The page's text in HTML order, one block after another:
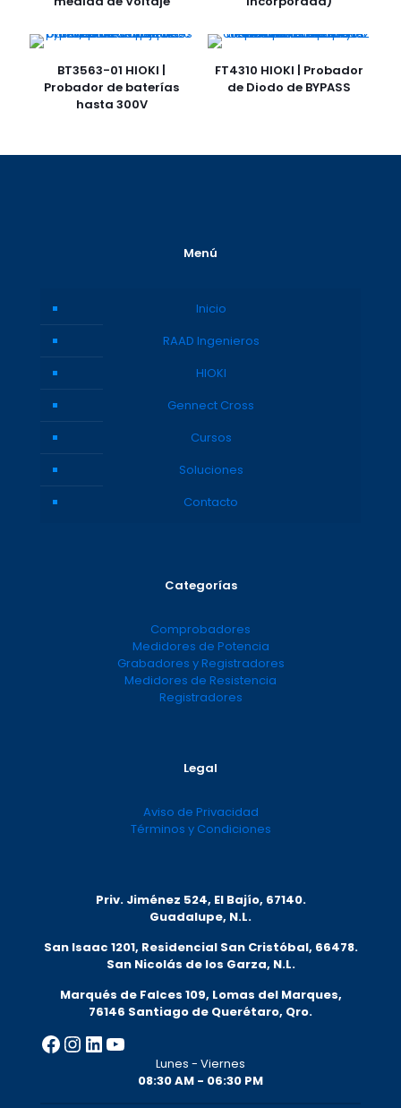
BT3563-01 HIOKI |
Probador de baterías
hasta 300V
FT4310 HIOKI | Probador
de Diodo de BYPASS
Menú
Inicio
RAAD Ingenieros
HIOKI
Gennect Cross
Cursos
Soluciones
Contacto
Categorías
Comprobadores
Medidores de Potencia
Grabadores y Registradores
Medidores de Resistencia
Registradores
Legal
Aviso de Privacidad
Términos y Condiciones
Priv. Jiménez 524, El Bajío, 67140.
Guadalupe, N.L.
San Isaac 1201, Residencial San Cristóbal, 66478.
San Nicolás de los Garza, N.L.
Marqués de Falces 109, Lomas del Marques,
76146 Santiago de Querétaro, Qro.
Facebook
Instagram
LinkedIn
YouTube
Lunes - Viernes
08:30 AM - 06:30 PM